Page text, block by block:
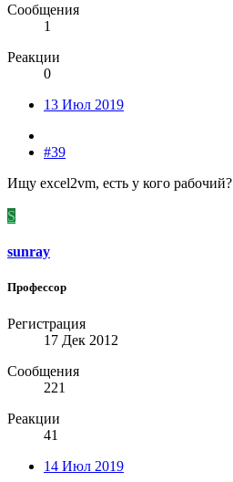
Сообщения
1
Реакции
0
13 Июл 2019
#39
Ищу excel2vm, есть у кого рабочий?
S
sunray
Профессор
Регистрация
17 Дек 2012
Сообщения
221
Реакции
41
14 Июл 2019